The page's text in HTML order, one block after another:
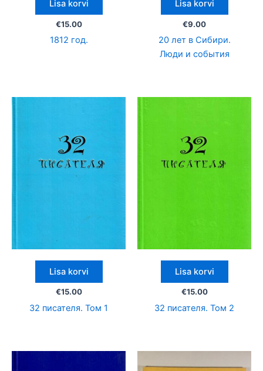
Lisa korvi
€15.00
1812 год.
Lisa korvi
€9.00
20 лет в Сибири.
Люди и события
Lisa korvi
€15.00
32 писателя. Том 1
Lisa korvi
€15.00
32 писателя. Том 2